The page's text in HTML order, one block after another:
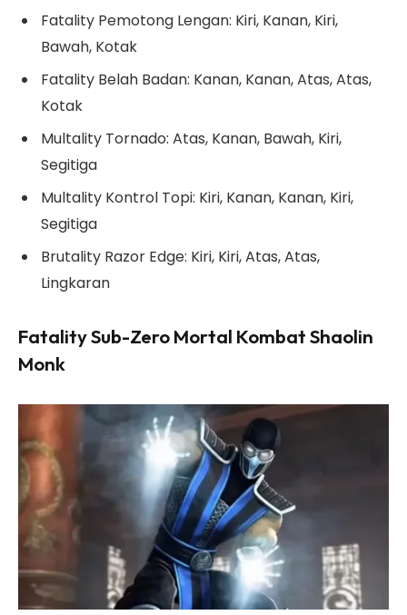
Fatality Pemotong Lengan: Kiri, Kanan, Kiri,
Bawah, Kotak
Fatality Belah Badan: Kanan, Kanan, Atas, Atas,
Kotak
Multality Tornado: Atas, Kanan, Bawah, Kiri,
Segitiga
Multality Kontrol Topi: Kiri, Kanan, Kanan, Kiri,
Segitiga
Brutality Razor Edge: Kiri, Kiri, Atas, Atas,
Lingkaran
Fatality Sub-Zero Mortal Kombat Shaolin
Monk